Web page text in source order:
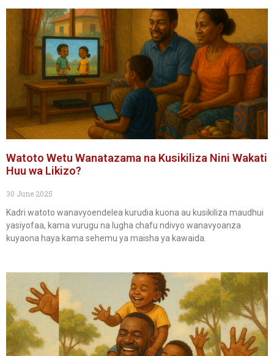
Watoto Wetu Wanatazama na Kusikiliza Nini Wakati
Huu wa Likizo?
30 June 2025
Kadri watoto wanavyoendelea kurudia kuona au kusikiliza maudhui
yasiyofaa, kama vurugu na lugha chafu ndivyo wanavyoanza
kuyaona haya kama sehemu ya maisha ya kawaida.